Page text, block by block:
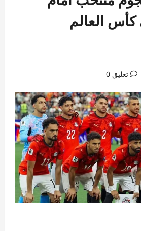
كأس العالم
تعليق 0